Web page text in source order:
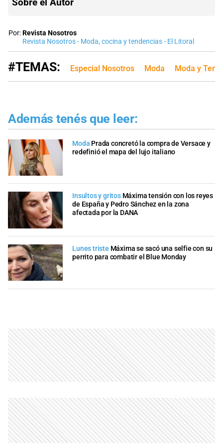
Sobre el Autor
Por:Revista Nosotros
Revista Nosotros - Moda, cocina y tendencias - El Litoral
#TEMAS: Especial Nosotros Moda Moda y
Además tenés que leer:
Moda Prada concretó la compra de Versace y
redefinió el mapa del lujo italiano
Insultos y gritos Máxima tensión con los reyes
de España y Pedro Sánchez en la zona
afectada por la DANA
Lunes triste Máxima se sacó una selfie con su
perrito para combatir el Blue Monday